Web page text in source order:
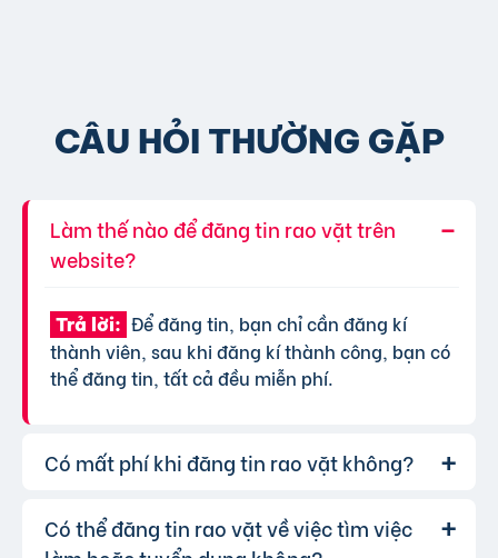
CÂU HỎI THƯỜNG GẶP
Làm thế nào để đăng tin rao vặt trên
website?
Trả lời: Để đăng tin, bạn chỉ cần đăng kí
thành viên, sau khi đăng kí thành công, bạn có
thể đăng tin, tất cả đều miễn phí.
Có mất phí khi đăng tin rao vặt không?
Trả lời: Chúng tôi cung cấp gói đăng tin miễn
Có thể đăng tin rao vặt về việc tìm việc